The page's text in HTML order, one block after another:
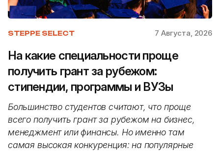
STEPPE SELECT 7 Августа, 2026
На какие специальности проще
получить грант за рубежом:
стипендии, программы и ВУЗы
Большинство студентов считают, что проще
всего получить грант за рубежом на бизнес,
менеджмент или финансы. Но именно там
самая высокая конкуренция: на популярные